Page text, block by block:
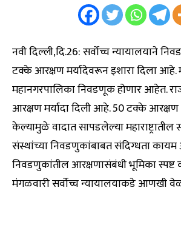
नवी दिल्ली,दि.26: सर्वोच्च न्यायालयाने
टक्के आरक्षण मर्यादेवरून इशारा दिला आहे.
महानगरपालिका निवडणूक होणार आहेत.
आरक्षण मर्यादा दिली आहे. 50 टक्के
केल्यामुळे वादात सापडलेल्या महाराष्ट्रातील
संस्थांच्या निवडणुकांबाबत संदिग्धता
निवडणुकांतील आरक्षणासंबंधी भूमिका स्पष्ट
मंगळवारी सर्वोच्च न्यायालयाकडे आणखी